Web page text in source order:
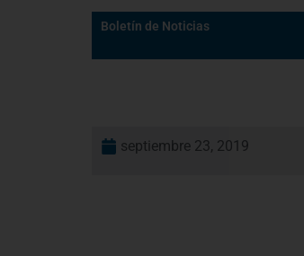
Boletín de Noticias
septiembre 23, 2019